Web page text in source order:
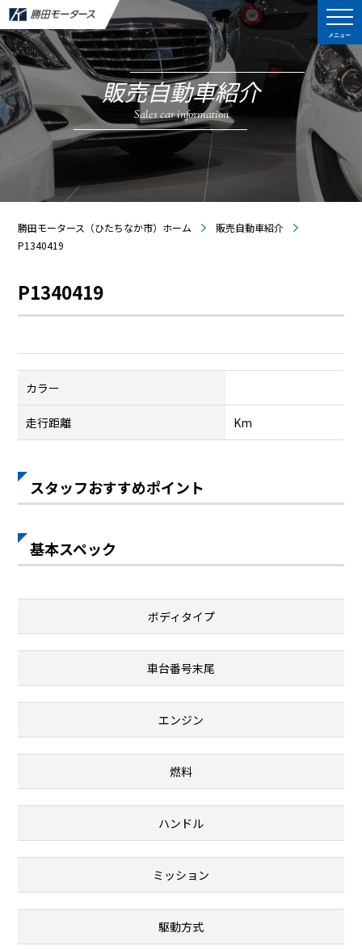
メニュー
販売自動車紹介
Sales car information
勝田モータース（ひたちなか市）ホーム
販売自動車紹介
P1340419
P1340419
カラー
走行距離 Km
スタッフおすすめポイント
基本スペック
ボディタイプ
車台番号末尾
エンジン
燃料
ハンドル
ミッション
駆動方式